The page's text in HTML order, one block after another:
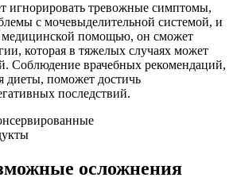
игнорировать тревожные симптомы,
с мочевыделительной системой, и
медицинской помощью, он сможет
которая в тяжелых случаях может
Соблюдение врачебных рекомендаций,
диеты, поможет достичь
последствий.
осложнения